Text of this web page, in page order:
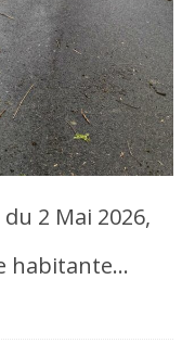
du 2 Mai 2026,
habitante…